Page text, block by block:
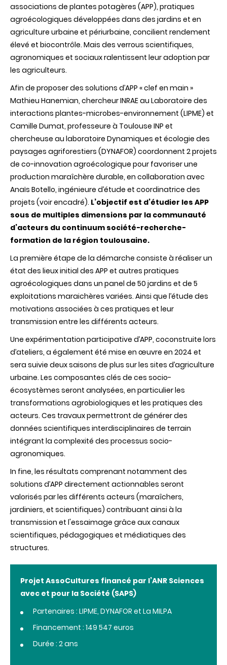
associations de plantes potagères (APP), pratiques
agroécologiques développées dans des jardins et en
agriculture urbaine et périurbaine, concilient rendement
élevé et biocontrôle. Mais des verrous scientifiques,
agronomiques et sociaux ralentissent leur adoption par
les agriculteurs.
Afin de proposer des solutions d’APP « clef en main »
Mathieu Hanemian, chercheur INRAE au Laboratoire des
interactions plantes-microbes-environnement (LIPME) et
Camille Dumat, professeure à Toulouse INP et
chercheuse au laboratoire Dynamiques et écologie des
paysages agriforestiers (DYNAFOR) coordonnent 2 projets
de co-innovation agroécologique pour favoriser une
production maraîchère durable, en collaboration avec
Anaïs Botello, ingénieure d’étude et coordinatrice des
projets (voir encadré). L’objectif est d’étudier les APP
sous de multiples dimensions par la communauté
d’acteurs du continuum société-recherche-
formation de la région toulousaine.
La première étape de la démarche consiste à réaliser un
état des lieux initial des APP et autres pratiques
agroécologiques dans un panel de 50 jardins et de 5
exploitations maraichères variées. Ainsi que l’étude des
motivations associées à ces pratiques et leur
transmission entre les différents acteurs.
Une expérimentation participative d’APP, coconstruite lors
d’ateliers, a également été mise en œuvre en 2024 et
sera suivie deux saisons de plus sur les sites d’agriculture
urbaine. Les composantes clés de ces socio-
écosystèmes seront analysées, en particulier les
transformations agrobiologiques et les pratiques des
acteurs. Ces travaux permettront de générer des
données scientifiques interdisciplinaires de terrain
intégrant la complexité des processus socio-
agronomiques.
In fine, les résultats comprenant notamment des
solutions d’APP directement actionnables seront
valorisés par les différents acteurs (maraîchers,
jardiniers, et scientifiques) contribuant ainsi à la
transmission et l'essaimage grâce aux canaux
scientifiques, pédagogiques et médiatiques des
structures.
Projet AssoCultures financé par l’ANR Sciences
avec et pour la Société (SAPS)
Partenaires : LIPME, DYNAFOR et La MILPA
Financement : 149 547 euros
Durée : 2 ans